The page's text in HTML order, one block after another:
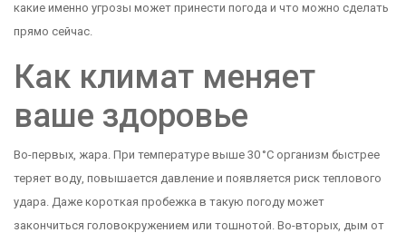
какие именно угрозы может принести погода и что можно сделать
прямо сейчас.
Как климат меняет
ваше здоровье
Во-первых, жара. При температуре выше 30 °C организм быстрее
теряет воду, повышается давление и появляется риск теплового
удара. Даже короткая пробежка в такую погоду может
закончиться головокружением или тошнотой. Во-вторых, дым от